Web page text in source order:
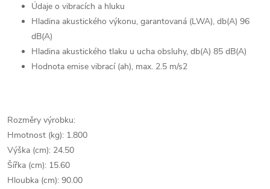
Údaje o vibracích a hluku
Hladina akustického výkonu, garantovaná (LWA), db(A) 96
dB(A)
Hladina akustického tlaku u ucha obsluhy, db(A) 85 dB(A)
Hodnota emise vibrací (ah), max. 2.5 m/s2
Rozměry výrobku:
Hmotnost (kg): 1.800
Výška (cm): 24.50
Šířka (cm): 15.60
Hloubka (cm): 90.00